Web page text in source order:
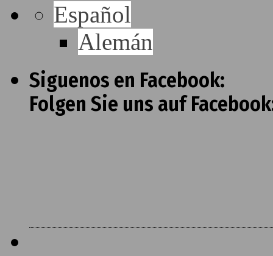
Español
Alemán
Siguenos en Facebook:
Folgen Sie uns auf